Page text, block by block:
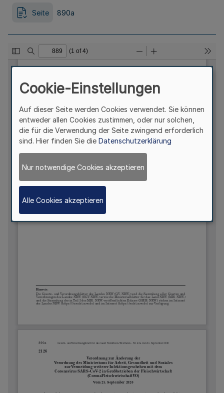
Seite 890a
Cookie-Einstellungen
Auf dieser Seite werden Cookies verwendet. Sie können
entweder allen Cookies zustimmen, oder nur solchen,
die für die Verwendung der Seite zwingend erforderlich
sind. Hier finden Sie die Datenschutzerklärung
Nur notwendige Cookies akzeptieren
Alle Cookies akzeptieren